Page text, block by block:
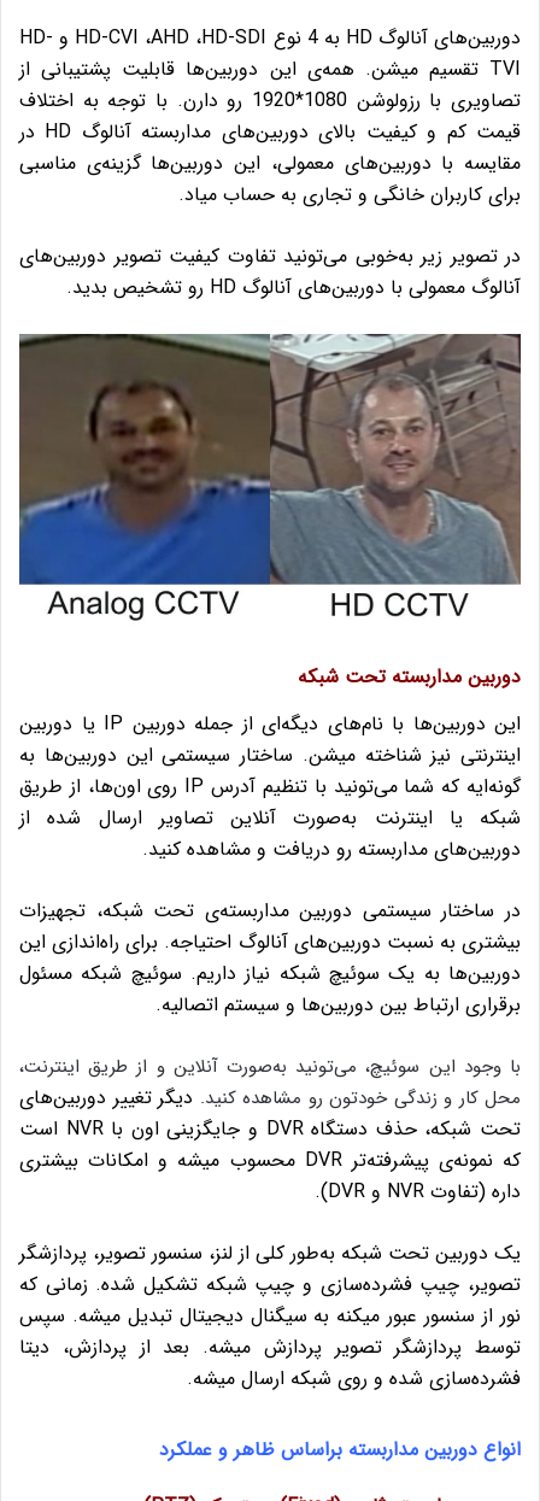
دوربین‌های آنالوگ HD به 4 نوع HD-CVI ،AHD ،HD-SDI و HD-
TVI تقسیم میشن. همه‌ی این دوربین‌ها قابلیت پشتیبانی از
تصاویری با رزولوشن 1080*1920 رو دارن. با توجه به اختلاف
قیمت کم و کیفیت بالای دوربین‌های مداربسته آنالوگ HD در
مقایسه با دوربین‌های معمولی، این دوربین‌ها گزینه‌ی مناسبی
برای کاربران خانگی و تجاری به حساب میاد.
در تصویر زیر به‌خوبی می‌تونید تفاوت کیفیت تصویر دوربین‌های
آنالوگ معمولی با دوربین‌های آنالوگ HD رو تشخیص بدید.
دوربین مداربسته تحت شبکه
این دوربین‌ها با نام‌های دیگه‌ای از جمله دوربین IP یا دوربین
اینترنتی نیز شناخته میشن. ساختار سیستمی این دوربین‌ها به
گونه‌ایه که شما می‌تونید با تنظیم آدرس IP روی اون‌ها، از طریق
شبکه یا اینترنت به‌صورت آنلاین تصاویر ارسال شده از
دوربین‌های مداربسته رو دریافت و مشاهده کنید.
در ساختار سیستمی دوربین مداربسته‌ی تحت شبکه، تجهیزات
بیشتری به نسبت دوربین‌های آنالوگ احتیاجه. برای راه‌اندازی این
دوربین‌ها به یک سوئیچ شبکه نیاز داریم. سوئیچ شبکه مسئول
برقراری ارتباط بین دوربین‌ها و سیستم اتصالیه.
با وجود این سوئیچ، می‌تونید به‌صورت آنلاین و از طریق اینترنت،
محل کار و زندگی خودتون رو مشاهده کنید. دیگر تغییر دوربین‌های
تحت شبکه، حذف دستگاه DVR و جایگزینی اون با NVR است
که نمونه‌ی پیشرفته‌تر DVR محسوب میشه و امکانات بیشتری
داره (تفاوت NVR و DVR).
یک دوربین تحت شبکه به‌طور کلی از لنز، سنسور تصویر، پردازشگر
تصویر، چیپ فشرده‌سازی و چیپ شبکه تشکیل شده‌. زمانی که
نور از سنسور عبور میکنه به سیگنال دیجیتال تبدیل میشه. سپس
توسط پردازشگر تصویر پردازش میشه. بعد از پردازش، دیتا
فشرده‌سازی شده و روی شبکه ارسال میشه.
انواع دوربین مداربسته براساس ظاهر و عملکرد